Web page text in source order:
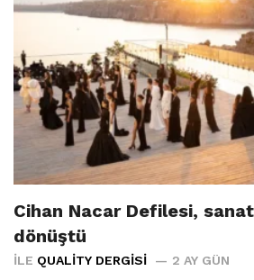
Cihan Nacar Defilesi,
dönüştü
İLE QUALITY DERGISI 2 AY GÜN